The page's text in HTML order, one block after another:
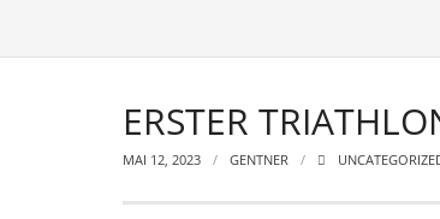
ERSTER
MAI 12, 2023 GENTNER